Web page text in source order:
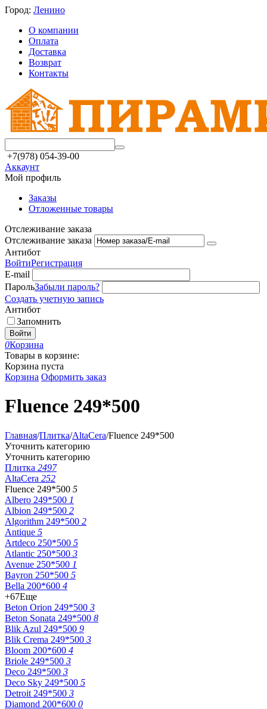
Город: Ленино
О компании
Оплата
Доставка
Возврат
Контакты
+7(978) 054-39-00
Аккаунт
Мой профиль
Заказы
Отложенные товары
Отслеживание заказа
Отслеживание заказа
Антибот
ВойтиРегистрация
E-mail
ПарольЗабыли пароль?
Создать учетную запись
Антибот
Запомнить
Войти
0Корзина
Товары в корзине:
Корзина пуста
Корзина Оформить заказ
Fluence 249*500
Главная/Плитка/AltaCera/Fluence 249*500
Уточнить категорию
Уточнить категорию
Плитка 2497
AltaCera 252
Fluence 249*500 5
Albero 249*500 1
Albion 249*500 2
Algorithm 249*500 2
Antique 5
Artdeco 250*500 5
Atlantic 250*500 3
Avenue 250*500 1
Bayron 250*500 5
Bella 200*600 4
+67Еще
Beton Orion 249*500 3
Beton Sonata 249*500 8
Blik Azul 249*500 9
Blik Crema 249*500 3
Bloom 200*600 4
Briole 249*500 3
Deco 249*500 3
Deco Sky 249*500 5
Detroit 249*500 3
Diamond 200*600 0